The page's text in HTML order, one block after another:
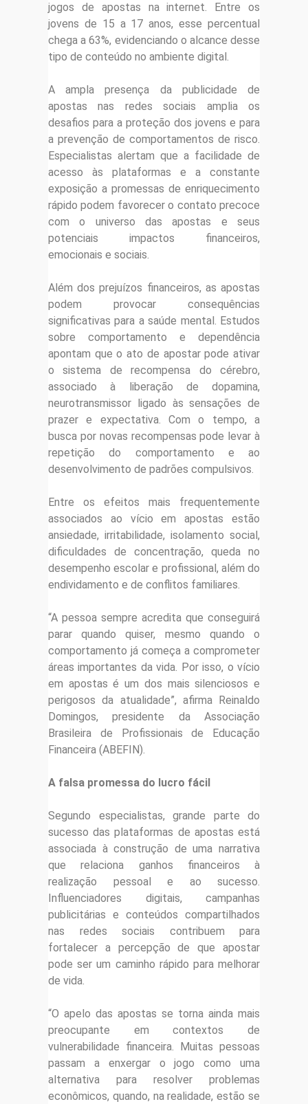
jogos de apostas na internet. Entre os
jovens de 15 a 17 anos, esse percentual
chega a 63%, evidenciando o alcance desse
tipo de conteúdo no ambiente digital.
A ampla presença da publicidade de
apostas nas redes sociais amplia os
desafios para a proteção dos jovens e para
a prevenção de comportamentos de risco.
Especialistas alertam que a facilidade de
acesso às plataformas e a constante
exposição a promessas de enriquecimento
rápido podem favorecer o contato precoce
com o universo das apostas e seus
potenciais impactos financeiros,
emocionais e sociais.
Além dos prejuízos financeiros, as apostas
podem provocar consequências
significativas para a saúde mental. Estudos
sobre comportamento e dependência
apontam que o ato de apostar pode ativar
o sistema de recompensa do cérebro,
associado à liberação de dopamina,
neurotransmissor ligado às sensações de
prazer e expectativa. Com o tempo, a
busca por novas recompensas pode levar à
repetição do comportamento e ao
desenvolvimento de padrões compulsivos.
Entre os efeitos mais frequentemente
associados ao vício em apostas estão
ansiedade, irritabilidade, isolamento social,
dificuldades de concentração, queda no
desempenho escolar e profissional, além do
endividamento e de conflitos familiares.
“A pessoa sempre acredita que conseguirá
parar quando quiser, mesmo quando o
comportamento já começa a comprometer
áreas importantes da vida. Por isso, o vício
em apostas é um dos mais silenciosos e
perigosos da atualidade”, afirma Reinaldo
Domingos, presidente da Associação
Brasileira de Profissionais de Educação
Financeira (ABEFIN).
A falsa promessa do lucro fácil
Segundo especialistas, grande parte do
sucesso das plataformas de apostas está
associada à construção de uma narrativa
que relaciona ganhos financeiros à
realização pessoal e ao sucesso.
Influenciadores digitais, campanhas
publicitárias e conteúdos compartilhados
nas redes sociais contribuem para
fortalecer a percepção de que apostar
pode ser um caminho rápido para melhorar
de vida.
“O apelo das apostas se torna ainda mais
preocupante em contextos de
vulnerabilidade financeira. Muitas pessoas
passam a enxergar o jogo como uma
alternativa para resolver problemas
econômicos, quando, na realidade, estão se